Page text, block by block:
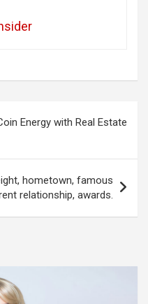
Energy with Real Estate
hometown, famous
relationship, awards.